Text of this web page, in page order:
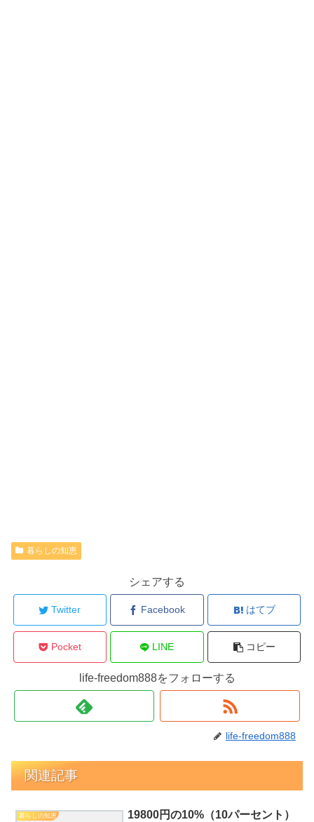
暮らしの知恵
シェアする
Twitter Facebook はてブ
Pocket LINE コピー
life-freedom888をフォローする
life-freedom888
関連記事
暮らしの知恵
19800円の10%（10パーセント）